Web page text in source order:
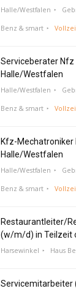
Halle/Westfalen
Benz & smart
Serviceberater
Halle/Westfalen
Halle/Westfalen
Benz & smart
Kfz-
Halle/Westfalen
Halle/Westfalen
Benz & smart
Restaurantleiter/
(w/m/d) in Teilzeit
Harsewinkel Haus
Servicemitarbeiter